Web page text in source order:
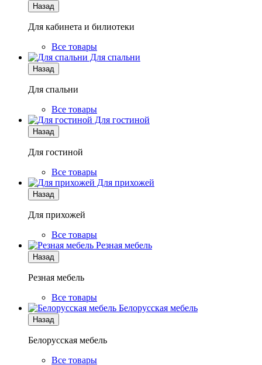
Назад
Для кабинета и билиотеки
Все товары
Для спальни
Назад
Для спальни
Все товары
Для гостиной
Назад
Для гостиной
Все товары
Для прихожей
Назад
Для прихожей
Все товары
Резная мебель
Назад
Резная мебель
Все товары
Белорусская мебель
Назад
Белорусская мебель
Все товары